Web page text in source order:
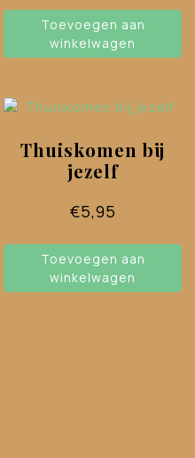
Toevoegen aan
winkelwagen
Thuiskomen bij
jezelf
€5,95
Toevoegen aan
winkelwagen